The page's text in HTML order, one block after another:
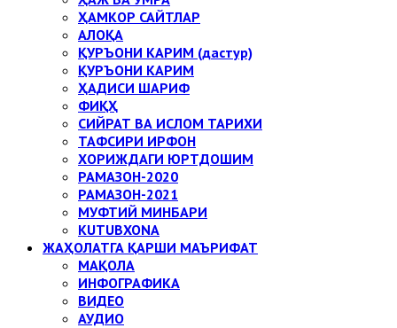
ҲАМКОР САЙТЛАР
АЛОҚА
ҚУРЪОНИ КАРИМ (дастур)
ҚУРЪОНИ КАРИМ
ҲАДИСИ ШАРИФ
ФИҚҲ
СИЙРАТ ВА ИСЛОМ ТАРИХИ
ТАФСИРИ ИРФОН
ХОРИЖДАГИ ЮРТДОШИМ
РАМАЗОН-2020
РАМАЗОН-2021
МУФТИЙ МИНБАРИ
KUTUBXONA
ЖАҲОЛАТГА ҚАРШИ МАЪРИФАТ
МАҚОЛА
ИНФОГРАФИКА
ВИДЕО
АУДИО